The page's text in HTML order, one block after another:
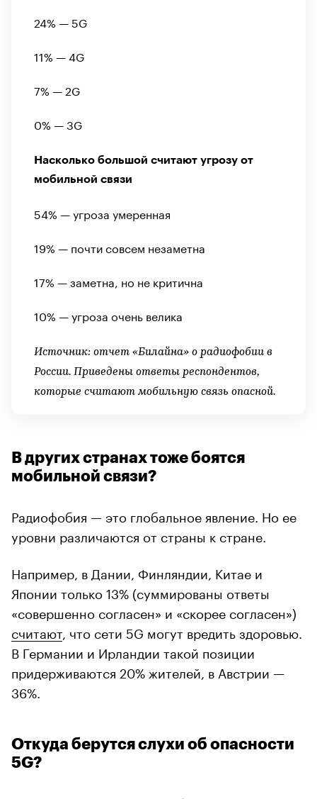
24% — 5G
11% — 4G
7% — 2G
0% — 3G
Насколько большой считают угрозу от
мобильной связи
54% — угроза умеренная
19% — почти совсем незаметна
17% — заметна, но не критична
10% — угроза очень велика
Источник: отчет «Билайна» о радиофобии в
России. Приведены ответы респондентов,
которые считают мобильную связь опасной.
В других странах тоже боятся
мобильной связи?
Радиофобия — это глобальное явление. Но ее
уровни различаются от страны к стране.
Например, в Дании, Финляндии, Китае и
Японии только 13% (суммированы ответы
«совершенно согласен» и «скорее согласен»)
считают, что сети 5G могут вредить здоровью.
В Германии и Ирландии такой позиции
придерживаются 20% жителей, в Австрии —
36%.
Откуда берутся слухи об опасности
5G?